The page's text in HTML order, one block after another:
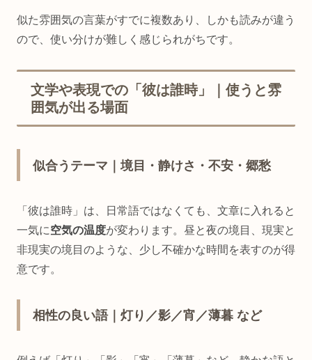
似た雰囲気の言葉がすでに複数あり、しかも読みが違う
ので、使い分けが難しく感じられがちです。
文学や表現での「彼は誰時」｜使うと雰
囲気が出る場面
似合うテーマ｜境目・静けさ・不安・郷愁
「彼は誰時」は、日常語ではなくても、文章に入れると
一気に空気の温度が変わります。昼と夜の境目、現実と
非現実の境目のような、少し不確かな時間を表すのが得
意です。
相性の良い語｜灯り／影／宵／薄暮 など